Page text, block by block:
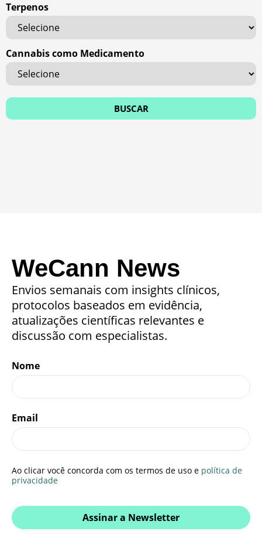
Terpenos
Cannabis como Medicamento
WeCann News
Envios semanais com insights clínicos,
protocolos baseados em evidência,
atualizações científicas relevantes e
discussão com especialistas.
Nome
Email
Ao clicar você concorda com os termos de uso e política de
privacidade
Assinar a Newsletter